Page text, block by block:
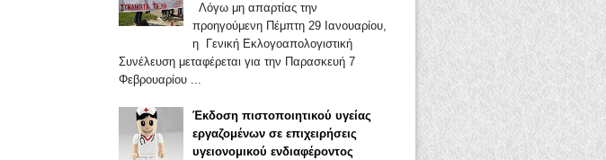
Λόγω μη απαρτίας την
προηγούμενη Πέμπτη 29 Ιανουαρίου,
η Γενική Εκλογοαπολογιστική
Συνέλευση μεταφέρεται για την Παρασκευή 7
Φεβρουαρίου ...
Έκδοση πιστοποιητικού υγείας
εργαζομένων σε επιχειρήσεις
υγειονομικού ενδιαφέροντος